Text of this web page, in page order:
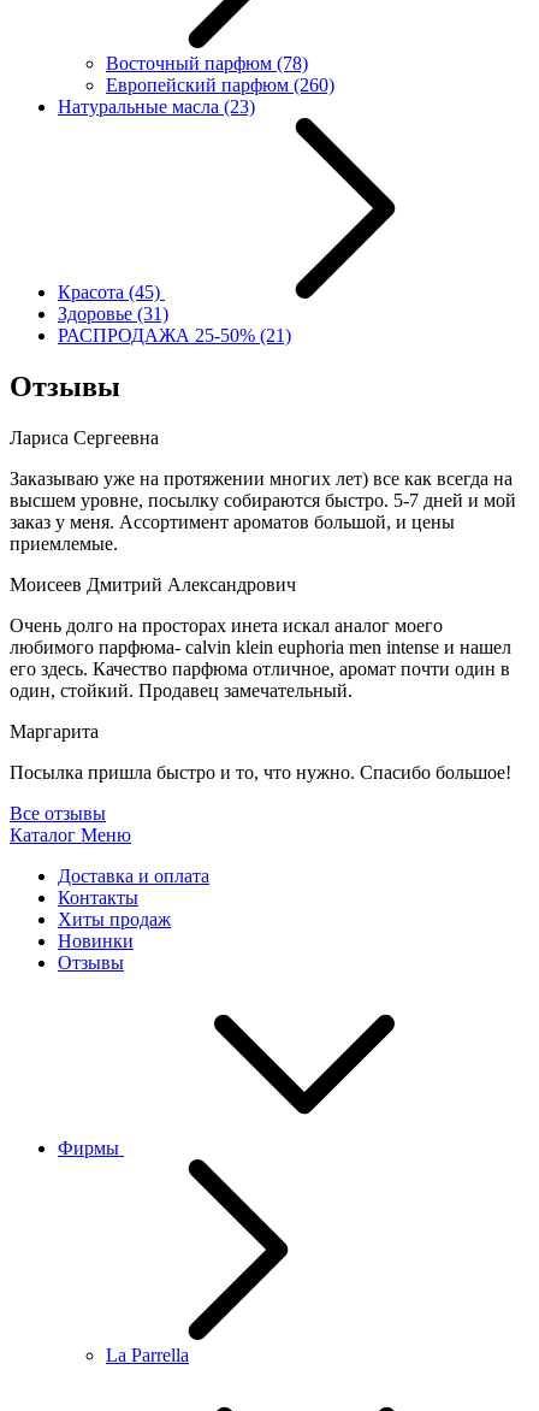
Восточный парфюм (78)
Европейский парфюм (260)
Натуральные масла (23)
Красота (45)
Здоровье (31)
РАСПРОДАЖА 25-50% (21)
Отзывы
Лариса Сергеевна
Заказываю уже на протяжении многих лет) все как всегда на
высшем уровне, посылку собираются быстро. 5-7 дней и мой
заказ у меня. Ассортимент ароматов большой, и цены
приемлемые.
Моисеев Дмитрий Александрович
Очень долго на просторах инета искал аналог моего
любимого парфюма- calvin klein euphoria men intense и нашел
его здесь. Качество парфюма отличное, аромат почти один в
один, стойкий. Продавец замечательный.
Маргарита
Посылка пришла быстро и то, что нужно. Спасибо большое!
Все отзывы
Каталог Меню
Доставка и оплата
Контакты
Хиты продаж
Новинки
Отзывы
Фирмы
La Parrella